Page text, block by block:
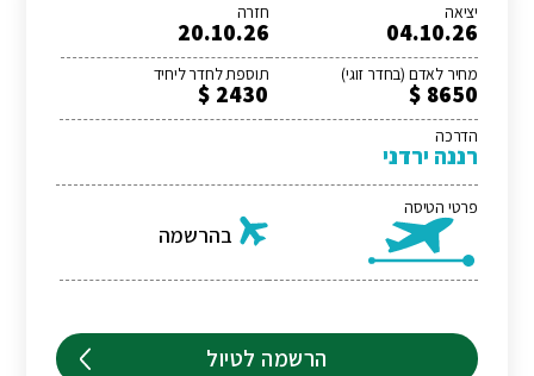
יציאה
04.10.26
חזרה
20.10.26
מחיר לאדם (בחדר זוגי)
8650 $
תוספת לחדר ליחיד
2430 $
הדרכה
רננה ירדני
פרטי הטיסה
בהרשמה
הרשמה לטיול